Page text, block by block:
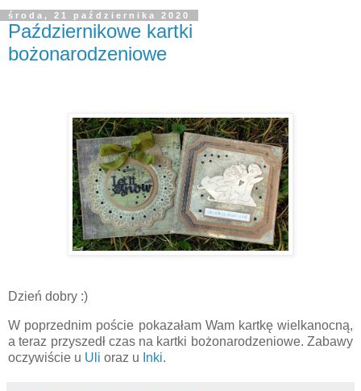
środa, 21 października 2020
Październikowe kartki
bożonarodzeniowe
Dzień dobry :)
W poprzednim poście pokazałam Wam kartkę wielkanocną,
a teraz przyszedł czas na kartki bożonarodzeniowe. Zabawy
oczywiście u Uli oraz u Inki.